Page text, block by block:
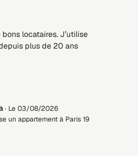
bons locataires. J’utilise
plus de 20 ans
· Le 03/08/2026
un appartement à Paris 19